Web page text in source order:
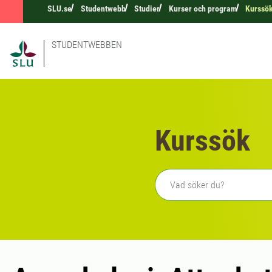
SLU.se Studentwebb Studier Kurser och program
STUDENTWEBBEN
Kurssök
Fritext sökning